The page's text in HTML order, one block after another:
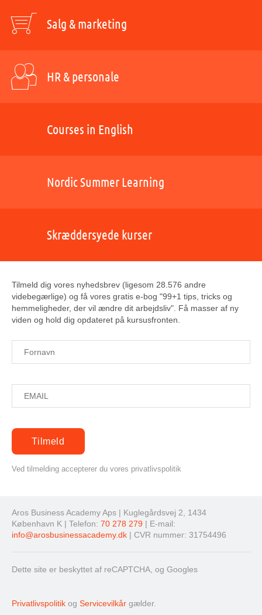
Salg & marketing
HR & personale
Courses in English
Nordic Summer Learning
Skræddersyede kurser
Tilmeld dig vores nyhedsbrev (ligesom 28.576 andre
videbegærlige) og få vores gratis e-bog "99+1 tips, tricks og
hemmeligheder, der vil ændre dit arbejdsliv". Få masser af ny
viden og hold dig opdateret på kursusfronten.
Ved tilmelding accepterer du vores privatlivspolitik
Aros Business Academy Aps | Kuglegårdsvej 2, 1434
København K | Telefon: 70 278 279 | E-mail:
info@arosbusinessacademy.dk | CVR nummer: 31754496
Dette site er beskyttet af reCAPTCHA, og Googles
Privatlivspolitik og Servicevilkår gælder.